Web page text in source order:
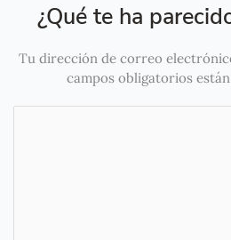
¿Qué te ha
Tu dirección de correo
campos obligatorios